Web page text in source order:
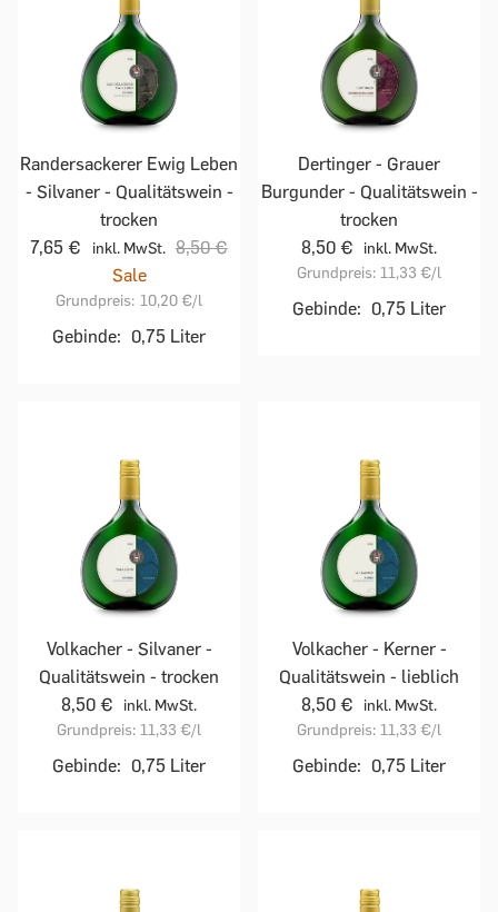
Randersackerer Ewig Leben
- Silvaner - Qualitätswein -
trocken
7,65 €
inkl. MwSt. 8,50 €
Sale
Grundpreis: 10,20 €/l
Gebinde: 0,75 Liter
Dertinger - Grauer
Burgunder - Qualitätswein -
trocken
8,50 €
inkl. MwSt.
Grundpreis: 11,33 €/l
Gebinde: 0,75 Liter
Volkacher - Silvaner -
Qualitätswein - trocken
8,50 €
inkl. MwSt.
Grundpreis: 11,33 €/l
Gebinde: 0,75 Liter
Volkacher - Kerner -
Qualitätswein - lieblich
8,50 €
inkl. MwSt.
Grundpreis: 11,33 €/l
Gebinde: 0,75 Liter